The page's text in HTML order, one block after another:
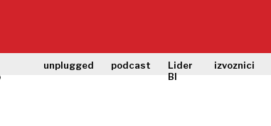
unplugged podcast
Lider
BI
izvoznici